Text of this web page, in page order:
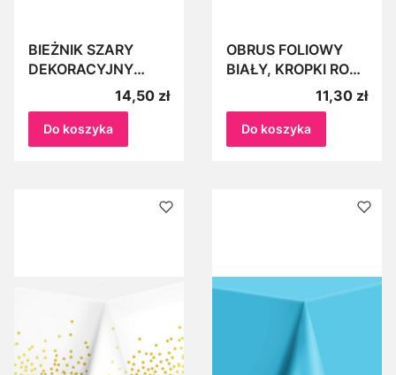
BIEŻNIK SZARY
DEKORACYJNY
40cm x 4,8m obrus
imprezowy
urodzinowy
Cena
14,50 zł
Do koszyka
OBRUS FOLIOWY
BIAŁY, KROPKI ROSE
GOLD 137cm x
274cm urodziny,
impreza, wieczór
panieński
Cena
11,30 zł
Do koszyka